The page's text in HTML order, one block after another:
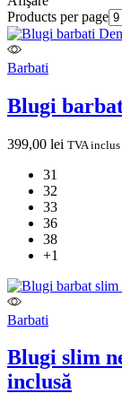
Products per page
Barbati
Blugi
399,00 lei TVA inclus
31
32
33
36
38
+1
Barbati
Blugi slim
inclusă